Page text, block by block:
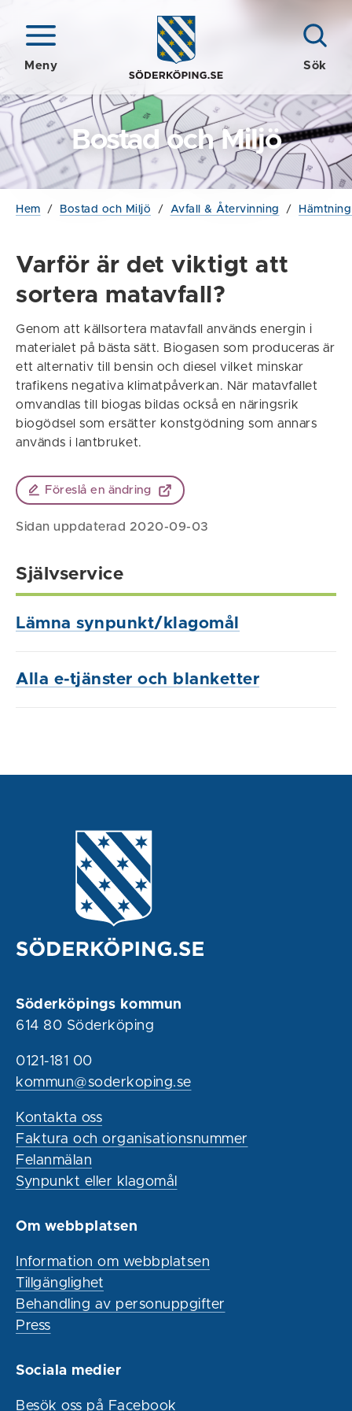
Meny Sök
Bostad och Miljö
Hem / Bostad och Miljö / Avfall & Återvinning /
Varför är det viktigt att
sortera matavfall?
Genom att källsortera matavfall används energin i
materialet på bästa sätt. Biogasen som produceras är
ett alternativ till bensin och diesel vilket minskar
trafikens negativa klimatpåverkan. När matavfallet
omvandlas till biogas bildas också en näringsrik
biogödsel som ersätter konstgödning som annars
används i lantbruket.
Föreslå en ändring
Sidan uppdaterad 2020-09-03
Självservice
Lämna synpunkt/klagomål
Alla e-tjänster och blanketter
Söderköpings kommun
614 80 Söderköping
0121-181 00
kommun@soderkoping.se
Kontakta oss
Faktura och organisationsnummer
Felanmälan
Synpunkt eller klagomål
Om webbplatsen
Information om webbplatsen
Tillgänglighet
Behandling av personuppgifter
Press
Sociala medier
Besök oss på Facebook